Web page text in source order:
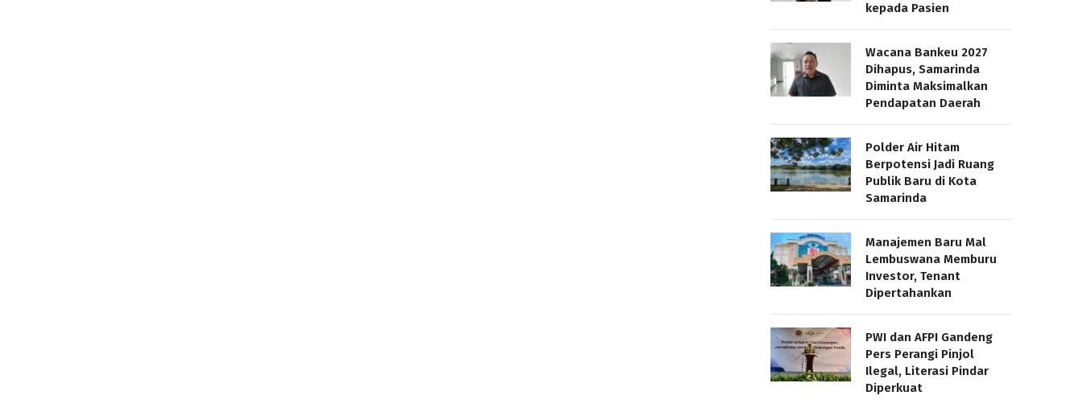
kepada Pasien
Wacana Bankeu 2027
Dihapus, Samarinda
Diminta Maksimalkan
Pendapatan Daerah
Polder Air Hitam
Berpotensi Jadi Ruang
Publik Baru di Kota
Samarinda
Manajemen Baru Mal
Lembuswana Memburu
Investor, Tenant
Dipertahankan
PWI dan AFPI Gandeng
Pers Perangi Pinjol
Ilegal, Literasi Pindar
Diperkuat